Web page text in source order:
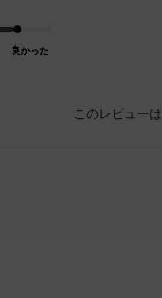
良かった
このレビュー